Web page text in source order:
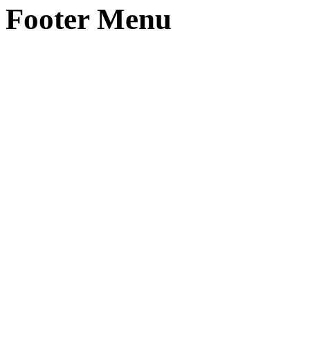
Footer Menu